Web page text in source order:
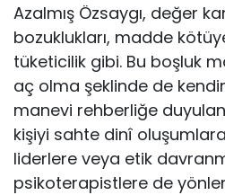
Azalmış Özsaygı, değer
bozuklukları, madde
tüketicilik gibi. Bu boşluk
aç olma şeklinde de
manevi rehberliğe
kişiyi sahte dinî
liderlere veya etik
psikoterapistlere de